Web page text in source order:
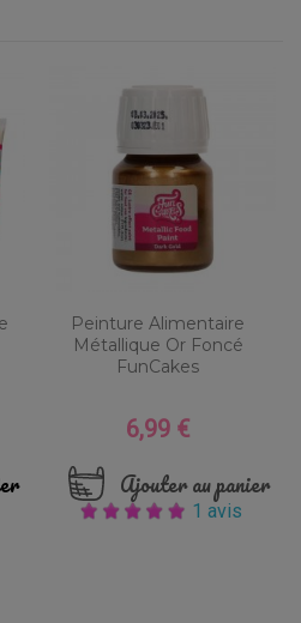
Peinture Alimentaire
Métallique Or Foncé
FunCakes
Prix
6,99 €
Ajouter au panier
1 avis